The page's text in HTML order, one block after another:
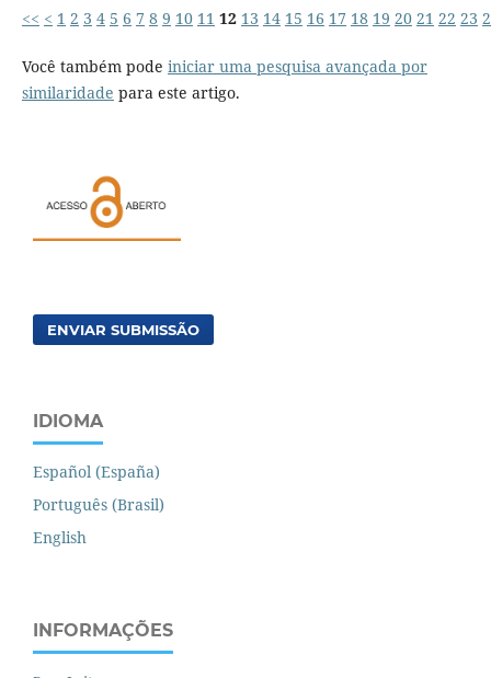
<< < 1 2 3 4 5 6 7 8 9 10 11 12 13 14 15 16 17 18 19 20 21 22 23
Você também pode iniciar uma pesquisa avançada por
similaridade para este artigo.
ENVIAR SUBMISSÃO
IDIOMA
Español (España)
Português (Brasil)
English
INFORMAÇÕES